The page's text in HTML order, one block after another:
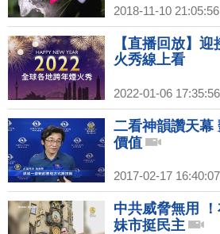
2018-11-10 21:05:56
【直播回放】
火秀線上看
2022-01-06 17:35:56
二看神韻讚天幕
價值
2017-02-17 16:40:07
中共威脅無用
妹市挺民主